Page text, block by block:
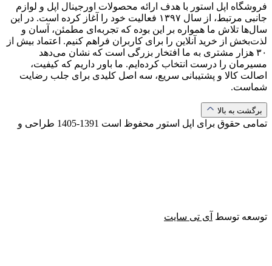
فروشگاه اپل استور با هدف ارائه‌ محصولات اورجینال اپل و لوازم
جانبی مرتبط، از سال ۱۳۹۷ فعالیت خود را آغاز کرده است. در این
سال‌ها تلاش ما همواره بر این بوده که تجربه‌ای مطمئن، آسان و
لذت‌بخش از خرید آنلاین را برای کاربران فراهم کنیم. اعتماد بیش از
۳۰ هزار مشتری به ما افتخار بزرگی است که نشان می‌دهد
مسیرمان را درست انتخاب کرده‌ایم. ما باور داریم که کیفیت،
اصالت کالا و پشتیبانی سریع، سه اصل کلیدی برای جلب رضایت
شماست.
برگشت به بالا
تمامی حقوق برای اپل استور محفوظ است 1391-1405 طراحی و
توسعه توسط آی تی سایت